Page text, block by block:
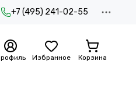
+7 (495) 241-02-55
Избранное Корзина